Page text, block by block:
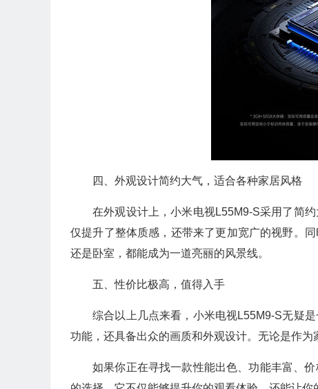
四、外观设计简约大气，适合各种家居风格
在外观设计上，小米电视L55M9-S采用了简
仅提升了整体质感，还带来了更加宽广的视野。
还是卧室，都能成为一道亮丽的风景线。
五、性价比极高，值得入手
综合以上几点来看，小米电视L55M9-S无疑
功能，还具备出众的画质和外观设计。无论是作为
如果你正在寻找一款性能出色、功能丰富、
🧧